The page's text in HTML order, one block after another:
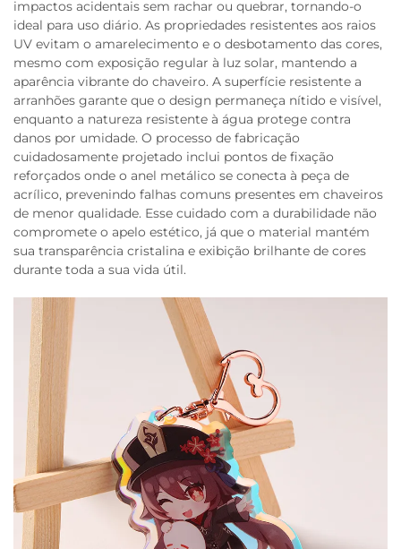
impactos acidentais sem rachar ou quebrar, tornando-o
ideal para uso diário. As propriedades resistentes aos raios
UV evitam o amarelecimento e o desbotamento das cores,
mesmo com exposição regular à luz solar, mantendo a
aparência vibrante do chaveiro. A superfície resistente a
arranhões garante que o design permaneça nítido e visível,
enquanto a natureza resistente à água protege contra
danos por umidade. O processo de fabricação
cuidadosamente projetado inclui pontos de fixação
reforçados onde o anel metálico se conecta à peça de
acrílico, prevenindo falhas comuns presentes em chaveiros
de menor qualidade. Esse cuidado com a durabilidade não
compromete o apelo estético, já que o material mantém
sua transparência cristalina e exibição brilhante de cores
durante toda a sua vida útil.